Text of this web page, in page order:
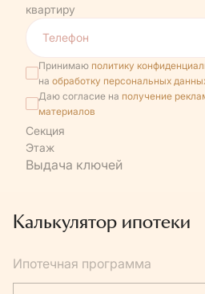
квартиру
Принимаю политику
на обработку персональных
Даю согласие на получение
материалов
Секция
Этаж
Калькулятор ипотеки
Ипотечная программа